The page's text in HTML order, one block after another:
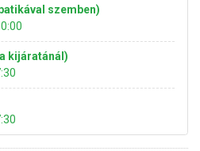
szemben)
kijáratánál)